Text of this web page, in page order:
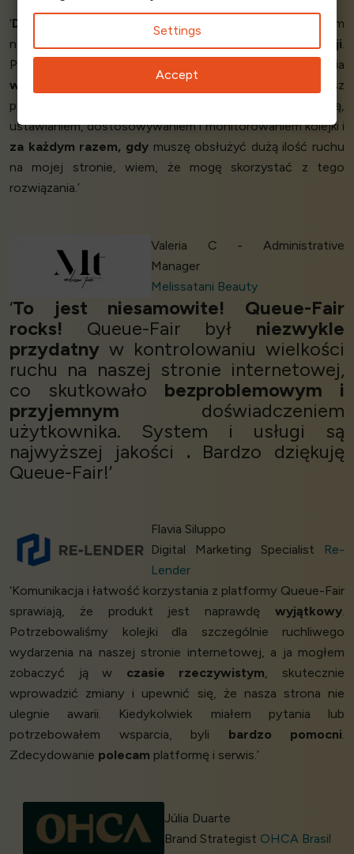
‘Doskonałe
rozwiązanie do obsługi sytuacji o dużym
natężeniu ruchu. Rozwiązanie jestłatwe w instalacji.
Panel administracyjny ma wiele opcji dostosowywania
wszystkiego
i zapewnia wszystkie opcje, których możesz
potrzebować. Miałem
z instalacją,
ustawianiem, dostosowywaniem i monitorowaniem kolejki i
za każdym razem, gdymuszę obsłużyć dużą ilość ruchu
na mojej stronie, wiem, że mogę skorzystać z tego
rozwiązania.’
Valeria C - Administrative
Manager
Melissatani Beauty
‘To jest niesamowite! Queue-Fair
rocks! Queue-Fair był niezwykle
przydatny w kontrolowaniu wielkości
ruchu na naszej stronie internetowej,
co skutkowało bezproblemowym i
przyjemnym doświadczeniem
użytkownika. System i usługi są
najwyższej jakości . Bardzo dziękuję
Queue-Fair!’
Flavia Siluppo
Digital Marketing Specialist
Re-
Lender
‘Komunikacja i łatwość korzystania z platformy Queue-Fair
sprawiają, że produkt jest naprawdę wyjątkowy.
Potrzebowaliśmy kolejki dla szczególnie ruchliwego
wydarzenia na naszej stronie internetowej, a ja mogłem
zobaczyć ją w czasie rzeczywistym, skutecznie
wprowadzić zmiany i upewnić się, że nasza strona nie
ulegnie awarii. Kiedykolwiek miałem pytania lub
potrzebowałem wsparcia, byli bardzo pomocni.
Zdecydowanie polecam platformę i serwis.’
Júlia Duarte
Brand Strategist OHCA Brasil
Settings
Accept